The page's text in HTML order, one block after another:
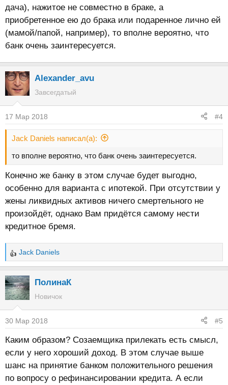
дача), нажитое не совместно в браке, а
приобретенное ею до брака или подаренное лично ей
(мамой/папой, например), то вполне вероятно, что
банк очень заинтересуется.
Alexander_avu
Завсегдатый
17 Мар 2018 #4
Jack Daniels написал(а):
то вполне вероятно, что банк очень заинтересуется.
Конечно же банку в этом случае будет выгодно,
особенно для варианта с ипотекой. При отсутствии у
жены ликвидных активов ничего смертельного не
произойдёт, однако Вам придётся самому нести
кредитное бремя.
Р
е
а
к
ц
и
и
:
Jack Daniels
ПолинаК
Новичок
30 Мар 2018 #5
Каким образом? Созаемщика прилекать есть смысл,
если у него хороший доход. В этом случае выше
шанс на принятие банком положительного решения
по вопросу о рефинансировании кредита. А если